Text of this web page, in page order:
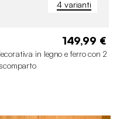
4 varianti
149,99 €
in legno e ferro con 2